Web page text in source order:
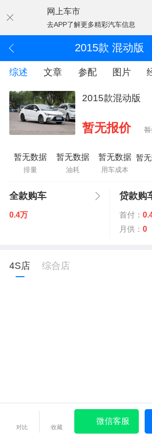
网上车市
去APP了解更多精彩汽车信息
2015款 混动版
综述 文章 参配 图片
2015款混动版
暂无报价
暂无数据
排量
暂无数据
油耗
暂无数据
用车成本
暂
全款购车
0.4万
贷款购
首付：
月供： 0
4S店 综合店
对比 收藏
微信客服